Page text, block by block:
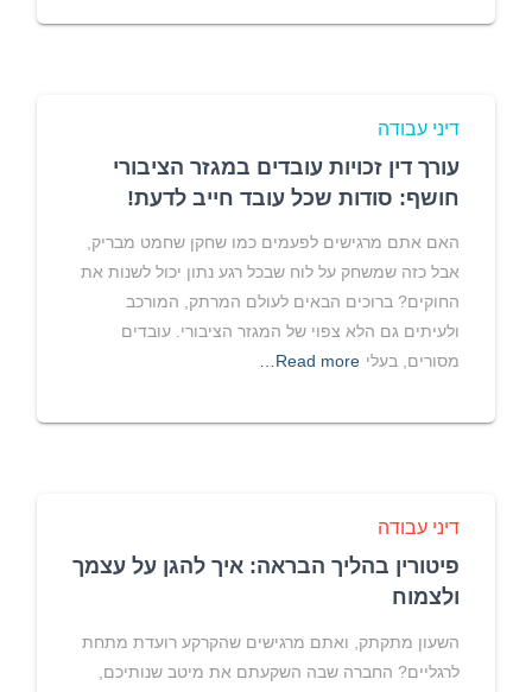
דיני עבודה
עורך דין זכויות עובדים במגזר הציבורי
חושף: סודות שכל עובד חייב לדעת!
האם אתם מרגישים לפעמים כמו שחקן שחמט מבריק,
אבל כזה שמשחק על לוח שבכל רגע נתון יכול לשנות את
החוקים? ברוכים הבאים לעולם המרתק, המורכב
ולעיתים גם הלא צפוי של המגזר הציבורי. עובדים
מסורים, בעלי Read more…
דיני עבודה
פיטורין בהליך הבראה: איך להגן על עצמך
ולצמוח
השעון מתקתק, ואתם מרגישים שהקרקע רועדת מתחת
לרגליים? החברה שבה השקעתם את מיטב שנותיכם,